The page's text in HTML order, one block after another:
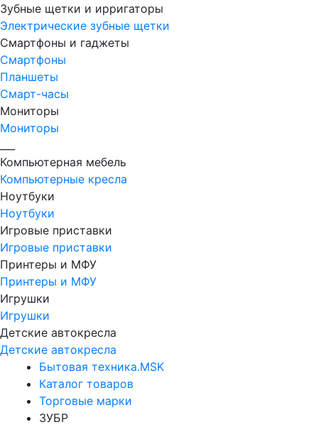
Зубные щетки и ирригаторы
Электрические зубные щетки
Смартфоны и гаджеты
Смартфоны
Планшеты
Смарт-часы
Мониторы
Мониторы
Компьютерная мебель
Компьютерные кресла
Ноутбуки
Ноутбуки
Игровые приставки
Игровые приставки
Принтеры и МФУ
Принтеры и МФУ
Игрушки
Игрушки
Детские автокресла
Детские автокресла
Бытовая техника.MSK
Каталог товаров
Торговые марки
ЗУБР